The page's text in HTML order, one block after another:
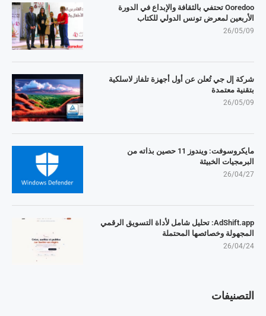
Ooredoo تحتفي بالثقافة والإبداع في الدورة
الأربعين لمعرض تونس الدولي للكتاب
26/05/09
شركة إل جي تُعلن عن أول أجهزة تلفاز لاسلكية
بتقنية معتمدة
26/05/09
مايكروسوفت: ويندوز 11 حصين بذاته من
البرمجيات الخبيثة
26/04/27
AdShift.app: تحليل شامل لأداة التسويق الرقمي
المجهولة وخصائصها المحتملة
26/04/24
التصنيفات